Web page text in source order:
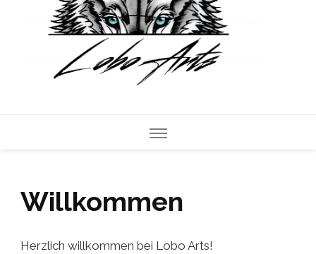
Willkommen
Herzlich willkommen bei Lobo Arts!